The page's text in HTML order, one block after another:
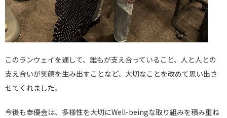
このランウェイを通して、誰もが支え合っていること、人と人との
支え合いが笑顔を生み出すことなど、大切なことを改めて思い出さ
せてくれました。
今後も奉優会は、多様性を大切にWell-beingな取り組みを積み重ね